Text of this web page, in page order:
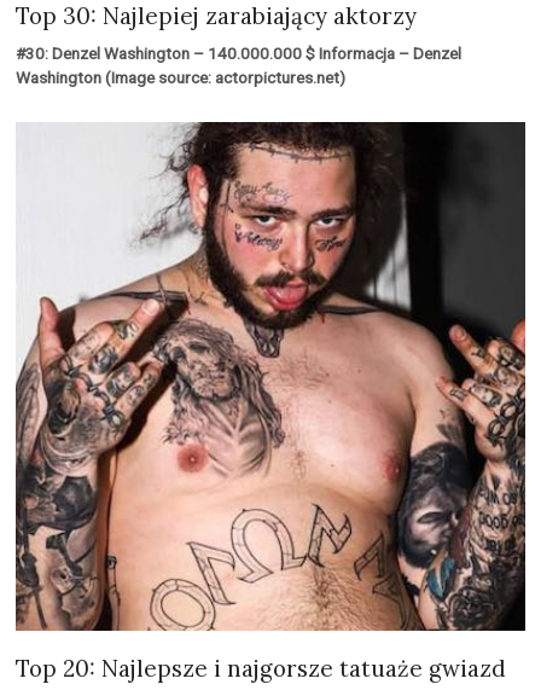
Top 30: Najlepiej zarabiający aktorzy
#30: Denzel Washington – 140.000.000 $ Informacja – Denzel
Washington (Image source: actorpictures.net)
Top 20: Najlepsze i najgorsze tatuaże gwiazd